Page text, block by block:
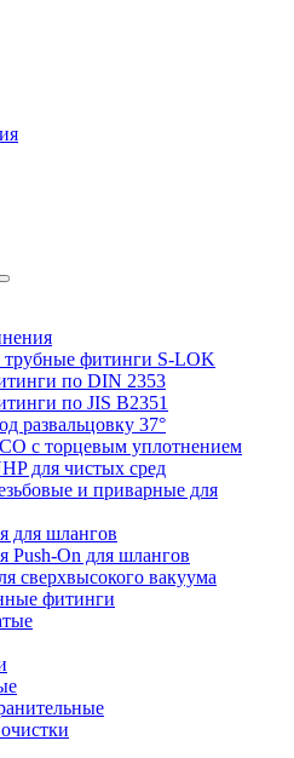
фитинги S-LOK
по DIN 2353
по JIS B2351
развальцовку 37°
с торцевым уплотнением
для чистых сред
и приварные для
для шлангов
Push-On для шлангов
сверхвысокого вакуума
фитинги